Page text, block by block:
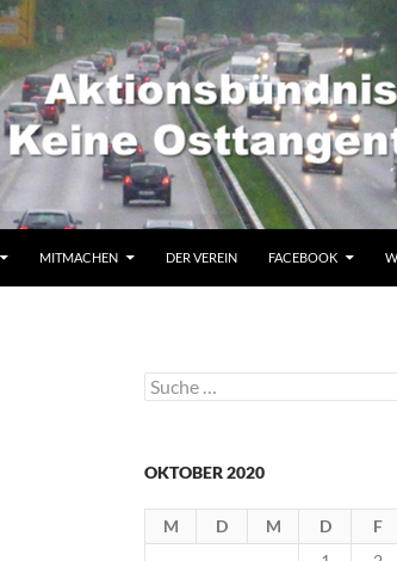
MITMACHEN DER VEREIN FACEBOOK
Suche
nach:
OKTOBER 2020
M D M D F